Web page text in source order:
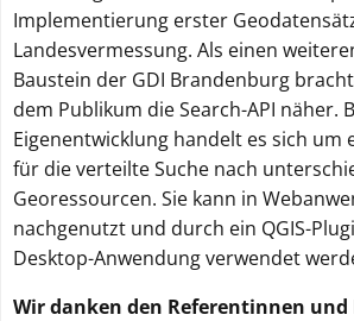
Implementierung erster
Landesvermessung. Als einen
Baustein der GDI Brandenburg
dem Publikum die Search-API näher.
Eigenentwicklung handelt es sich um
für die verteilte Suche nach
Georessourcen. Sie kann in
nachgenutzt und durch ein QGIS-
Desktop-Anwendung verwendet
Wir danken den Referentinnen